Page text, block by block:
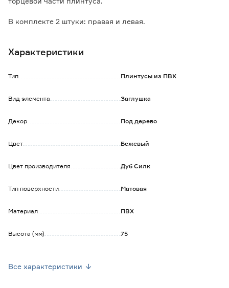
В комплекте 2 штуки: правая и левая.
Характеристики
Тип Плинтусы из ПВХ
Вид элемента Заглушка
Декор Под дерево
Цвет Бежевый
Цвет производителя Дуб Силк
Тип поверхности Матовая
Материал ПВХ
Высота (мм) 75
Все характеристики